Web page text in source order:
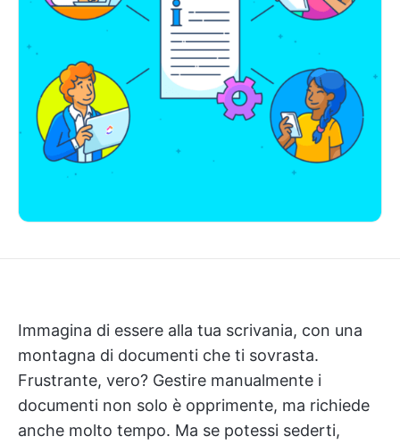
Immagina di essere alla tua scrivania, con una
montagna di documenti che ti sovrasta.
Frustrante, vero? Gestire manualmente i
documenti non solo è opprimente, ma richiede
anche molto tempo. Ma se potessi sederti,